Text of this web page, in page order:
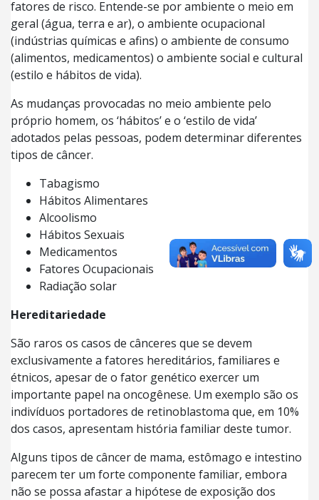
fatores de risco. Entende-se por ambiente o meio em
geral (água, terra e ar), o ambiente ocupacional
(indústrias químicas e afins) o ambiente de consumo
(alimentos, medicamentos) o ambiente social e cultural
(estilo e hábitos de vida).
As mudanças provocadas no meio ambiente pelo
próprio homem, os ‘hábitos’ e o ‘estilo de vida’
adotados pelas pessoas, podem determinar diferentes
tipos de câncer.
Tabagismo
Hábitos Alimentares
Alcoolismo
Hábitos Sexuais
Medicamentos
Fatores Ocupacionais
Radiação solar
Hereditariedade
São raros os casos de cânceres que se devem
exclusivamente a fatores hereditários, familiares e
étnicos, apesar de o fator genético exercer um
importante papel na oncogênese. Um exemplo são os
indivíduos portadores de retinoblastoma que, em 10%
dos casos, apresentam história familiar deste tumor.
Alguns tipos de câncer de mama, estômago e intestino
parecem ter um forte componente familiar, embora
não se possa afastar a hipótese de exposição dos